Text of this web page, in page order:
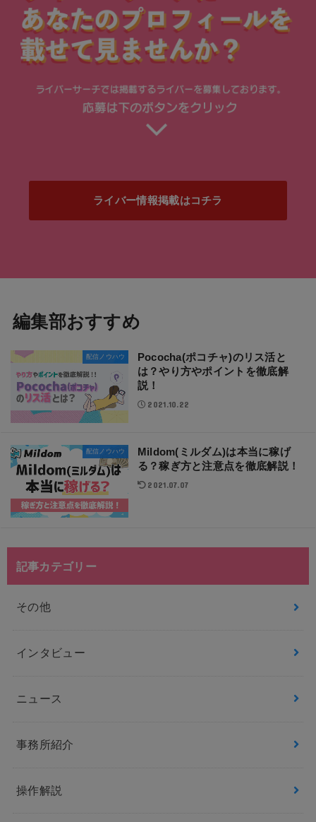
ライバー情報掲載はコチラ
編集部おすすめ
配信ノウハウ
Pococha(ポコチャ)のリス活と
は？やり方やポイントを徹底解
説！
2021.10.22
配信ノウハウ
Mildom(ミルダム)は本当に稼げ
る？稼ぎ方と注意点を徹底解説！
2021.07.07
記事カテゴリー
その他
インタビュー
ニュース
事務所紹介
操作解説